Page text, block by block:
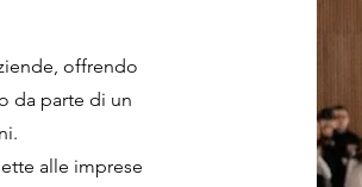
offrendo
da parte di un
alle imprese